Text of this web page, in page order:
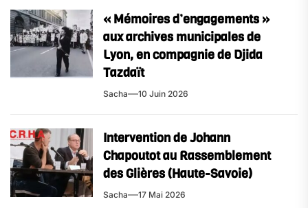
« Mémoires d’engagements »
aux archives municipales de
Lyon, en compagnie de Djida
Tazdaït
Sacha 10 Juin 2026
Intervention de Johann
Chapoutot au Rassemblement
des Glières (Haute-Savoie)
Sacha 17 Mai 2026